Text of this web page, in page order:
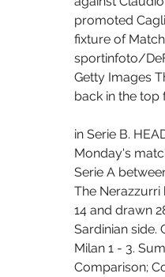
promoted
fixture of
sportinfoto/
Getty Images
back in the top
in Serie B.
Monday's
Serie A
The Nerazzurri
14 and drawn
Sardinian side.
Milan 1 - 3.
Comparison;